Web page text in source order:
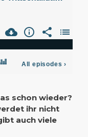
schon wieder?
ihr nicht
auch viele